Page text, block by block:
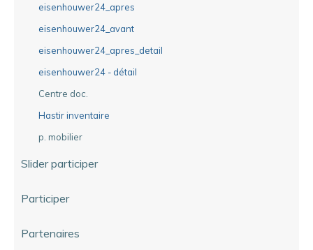
eisenhouwer24_apres
eisenhouwer24_avant
eisenhouwer24_apres_detail
eisenhouwer24 - détail
Centre doc.
Hastir inventaire
p. mobilier
Slider participer
Participer
Partenaires